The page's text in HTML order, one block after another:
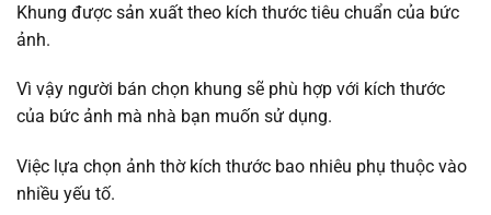
Khung được sản xuất theo kích thước tiêu chuẩn của bức
ảnh.
Vì vậy người bán chọn khung sẽ phù hợp với kích thước
của bức ảnh mà nhà bạn muốn sử dụng.
Việc lựa chọn ảnh thờ kích thước bao nhiêu phụ thuộc vào
nhiều yếu tố.